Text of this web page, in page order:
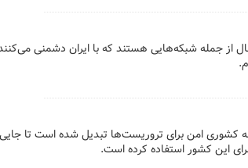
از جمله شبکه‌هایی هستند که با ایران دشمنی
امن برای تروریست‌ها تبدیل شده است تا
این کشور استفاده کرده است.